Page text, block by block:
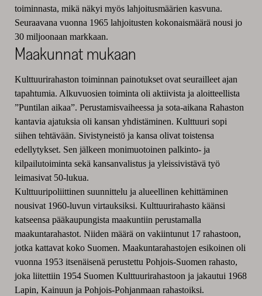
toiminnasta, mikä näkyi myös lahjoitusmäärien kasvuna.
Seuraavana vuonna 1965 lahjoitusten kokonaismäärä nousi jo
30 miljoonaan markkaan.
Maakunnat mukaan
Kulttuurirahaston toiminnan painotukset ovat seurailleet ajan
tapahtumia. Alkuvuosien toiminta oli aktiivista ja aloitteellista
”Puntilan aikaa”. Perustamisvaiheessa ja sota-aikana Rahaston
kantavia ajatuksia oli kansan yhdistäminen. Kulttuuri sopi
siihen tehtävään. Sivistyneistö ja kansa olivat toistensa
edellytykset. Sen jälkeen monimuotoinen palkinto- ja
kilpailutoiminta sekä kansanvalistus ja yleissivistävä työ
leimasivat 50-lukua.
Kulttuuripoliittinen suunnittelu ja alueellinen kehittäminen
nousivat 1960-luvun virtauksiksi. Kulttuurirahasto käänsi
katseensa pääkaupungista maakuntiin perustamalla
maakuntarahastot. Niiden määrä on vakiintunut 17 rahastoon,
jotka kattavat koko Suomen. Maakuntarahastojen esikoinen oli
vuonna 1953 itsenäisenä perustettu Pohjois-Suomen rahasto,
joka liitettiin 1954 Suomen Kulttuurirahastoon ja jakautui 1968
Lapin, Kainuun ja Pohjois-Pohjanmaan rahastoiksi.